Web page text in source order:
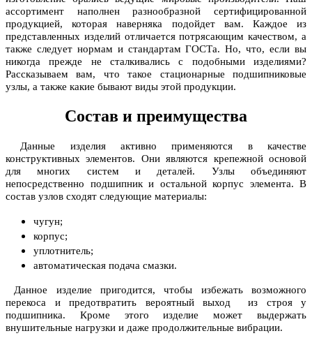
ассортимент наполнен разнообразной сертифицированной
продукцией, которая наверняка подойдет вам. Каждое из
представленных изделий отличается потрясающим качеством, а
также следует нормам и стандартам ГОСТа. Но, что, если вы
никогда прежде не сталкивались с подобными изделиями?
Рассказываем вам, что такое стационарные подшипниковые
узлы, а также какие бывают виды этой продукции.
Состав и преимущества
Данные изделия активно применяются в качестве
конструктивных элементов. Они являются крепежной основой
для многих систем и деталей. Узлы объединяют
непосредственно подшипник и остальной корпус элемента. В
состав узлов сходят следующие материалы:
чугун;
корпус;
уплотнитель;
автоматическая подача смазки.
Данное изделие пригодится, чтобы избежать возможного
перекоса и предотвратить вероятный выход из строя у
подшипника. Кроме этого изделие может выдержать
внушительные нагрузки и даже продолжительные вибрации.